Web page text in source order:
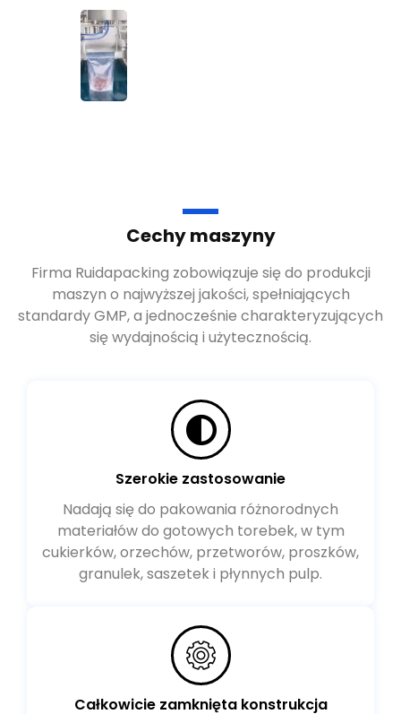
Cechy maszyny
Firma Ruidapacking zobowiązuje się do produkcji
maszyn o najwyższej jakości, spełniających
standardy GMP, a jednocześnie charakteryzujących
się wydajnością i użytecznością.
Szerokie zastosowanie
Nadają się do pakowania różnorodnych
materiałów do gotowych torebek, w tym
cukierków, orzechów, przetworów, proszków,
granulek, saszetek i płynnych pulp.
Całkowicie zamknięta konstrukcja